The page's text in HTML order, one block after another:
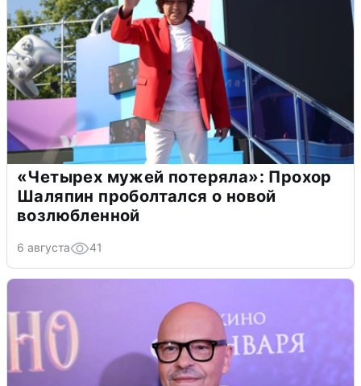
«Четырех мужей потеряла»: Прохор
Шаляпин проболтался о новой
возлюбленной
6 августа 41